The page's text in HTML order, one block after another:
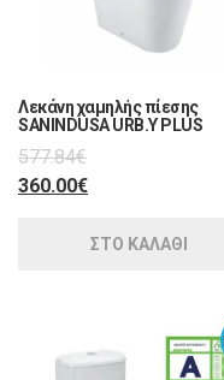
Λεκάνη χαμηλής πίεσης
SANINDUSA URB.Y PLUS
577.84€
360.00€
ΣΤΟ ΚΑΛΑΘΙ